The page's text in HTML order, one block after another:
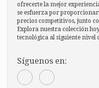
ofrecerte la mejor
se esfuerza por
precios competitivos, junto
Explora nuestra colección
tecnológica al siguiente nivel
Síguenos en: